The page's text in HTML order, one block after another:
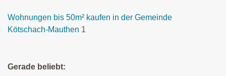
Wohnungen bis 50m² kaufen in der Gemeinde
Kötschach-Mauthen 1
Gerade beliebt: